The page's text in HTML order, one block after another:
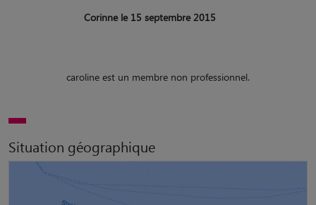
Corinne le 15 septembre 2015
caroline est un membre non professionnel.
Situation géographique